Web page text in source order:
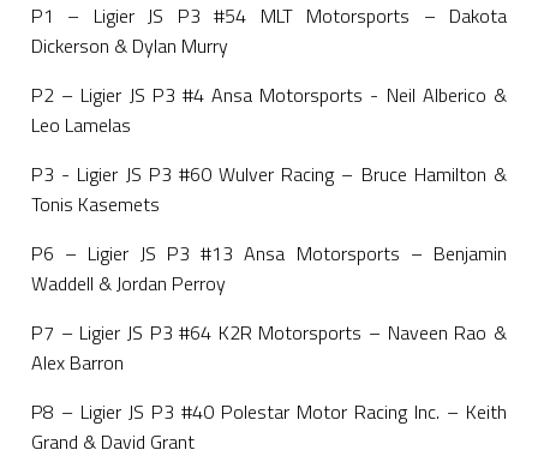
P1 – Ligier JS P3 #54 MLT Motorsports – Dakota
Dickerson & Dylan Murry
P2 – Ligier JS P3 #4 Ansa Motorsports - Neil Alberico &
Leo Lamelas
P3 - Ligier JS P3 #60 Wulver Racing – Bruce Hamilton &
Tonis Kasemets
P6 – Ligier JS P3 #13 Ansa Motorsports – Benjamin
Waddell & Jordan Perroy
P7 – Ligier JS P3 #64 K2R Motorsports – Naveen Rao &
Alex Barron
P8 – Ligier JS P3 #40 Polestar Motor Racing Inc. – Keith
Grand & David Grant